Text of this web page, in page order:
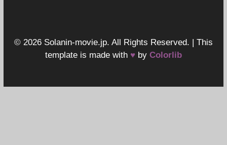
© 2026 Solanin-movie.jp. All Rights Reserved. | This
template is made with ♥ by Colorlib